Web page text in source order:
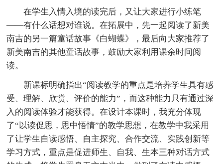
在学生入情入境的读完后，又让大家进行小练笔
——有什么话想对谁说。在拓展中，先一起阅读了新美
南吉的另一篇童话故事《白蝴蝶》，最后向大家推荐了
新美南吉的其他童话故事，鼓励大家利用课余时间阅
读。
新课标明确指出“阅读教学的重点是培养学生具有感
受、理解、欣赏、评价的能力”，而这种能力只有通过深
入的阅读体验才能获得。在设计本课时，我充分体现
了“以读促思，思中悟情”的教学思想，在教学中我采用
了让学生自读感悟、自主探究、合作交流、实践创新等
学习方式，重点是促进师生、自我、生本三种对话方式